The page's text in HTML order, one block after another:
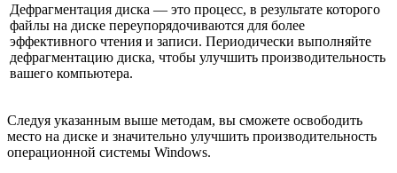
Дефрагментация диска — это процесс, в результате которого
файлы на диске переупорядочиваются для более
эффективного чтения и записи. Периодически выполняйте
дефрагментацию диска, чтобы улучшить производительность
вашего компьютера.
Следуя указанным выше методам, вы сможете освободить
место на диске и значительно улучшить производительность
операционной системы Windows.